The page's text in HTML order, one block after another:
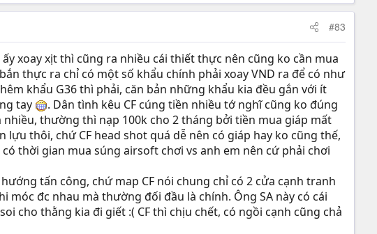
#83
xoay xịt thì cũng ra nhiều cái thiết thực nên cũng ko cần mua
thực ra chỉ có một số khẩu chính phải xoay VND ra để có như
khẩu G36 thì phải, căn bản những khẩu kia đều gắn với ít
tay
. Dân tình kêu CF cúng tiền nhiều tớ nghĩ cũng ko đúng
thường thì nạp 100k cho 2 tháng bởi tiền mua giáp mất
thôi, chứ CF head shot quá dễ nên có giáp hay ko cũng thế,
thời gian mua súng airsoft chơi vs anh em nên cứ phải chơi
tấn công, chứ map CF nói chung chỉ có 2 cửa cạnh tranh
móc đc nhau mà thường đối đầu là chính. Ông SA này có cái
cho thằng kia đi giết :( CF thì chịu chết, có ngồi cạnh cũng chả